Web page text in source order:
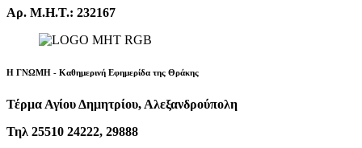
Αρ. Μ.Η.Τ.: 232167
Η ΓΝΩΜΗ - Καθημερινή Εφημερίδα της Θράκης
Τέρμα Αγίου Δημητρίου, Αλεξανδρούπολη
Τηλ 25510 24222, 29888